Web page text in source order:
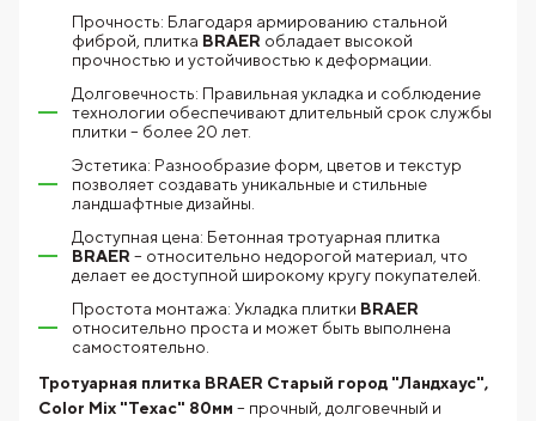
Прочность: Благодаря армированию стальной
фиброй, плитка BRAER обладает высокой
прочностью и устойчивостью к деформации.
Долговечность: Правильная укладка и соблюдение
технологии обеспечивают длительный срок службы
плитки – более 20 лет.
Эстетика: Разнообразие форм, цветов и текстур
позволяет создавать уникальные и стильные
ландшафтные дизайны.
Доступная цена: Бетонная тротуарная плитка
BRAER – относительно недорогой материал, что
делает ее доступной широкому кругу покупателей.
Простота монтажа: Укладка плитки BRAER
относительно проста и может быть выполнена
самостоятельно.
Тротуарная плитка BRAER Старый город "Ландхаус",
Color Mix "Техас" 80мм – прочный, долговечный и